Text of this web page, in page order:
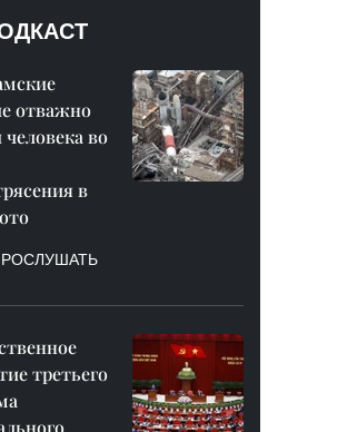
отважно
человека во
в
третьего